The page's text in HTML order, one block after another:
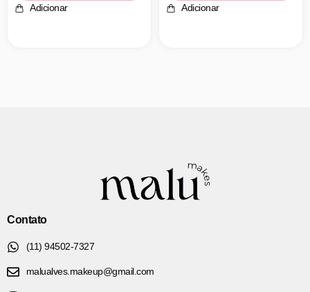
Adicionar
Adicionar
Contato
(11) 94502-7327
malualves.makeup@gmail.com